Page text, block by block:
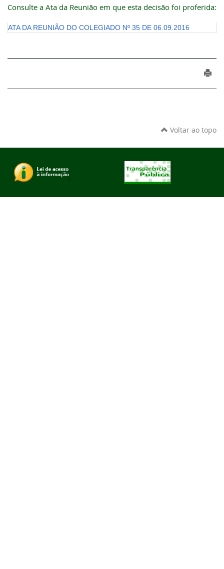
Consulte a Ata da Reunião em que esta decisão foi proferida:
ATA DA REUNIÃO DO COLEGIADO Nº 35 DE 06.09.2016
Voltar ao topo